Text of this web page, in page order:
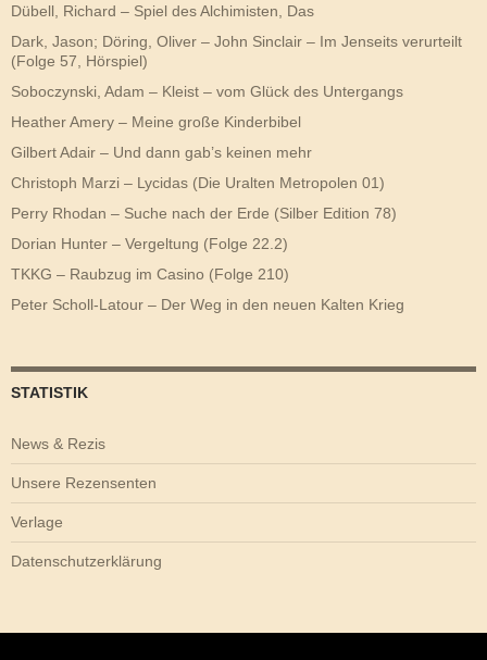
Dübell, Richard – Spiel des Alchimisten, Das
Dark, Jason; Döring, Oliver – John Sinclair – Im Jenseits verurteilt
(Folge 57, Hörspiel)
Soboczynski, Adam – Kleist – vom Glück des Untergangs
Heather Amery – Meine große Kinderbibel
Gilbert Adair – Und dann gab’s keinen mehr
Christoph Marzi – Lycidas (Die Uralten Metropolen 01)
Perry Rhodan – Suche nach der Erde (Silber Edition 78)
Dorian Hunter – Vergeltung (Folge 22.2)
TKKG – Raubzug im Casino (Folge 210)
Peter Scholl-Latour – Der Weg in den neuen Kalten Krieg
STATISTIK
News & Rezis
Unsere Rezensenten
Verlage
Datenschutzerklärung